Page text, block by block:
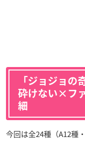
「ジョジョの
砕けない×フ
細
今回は全24種（A12種